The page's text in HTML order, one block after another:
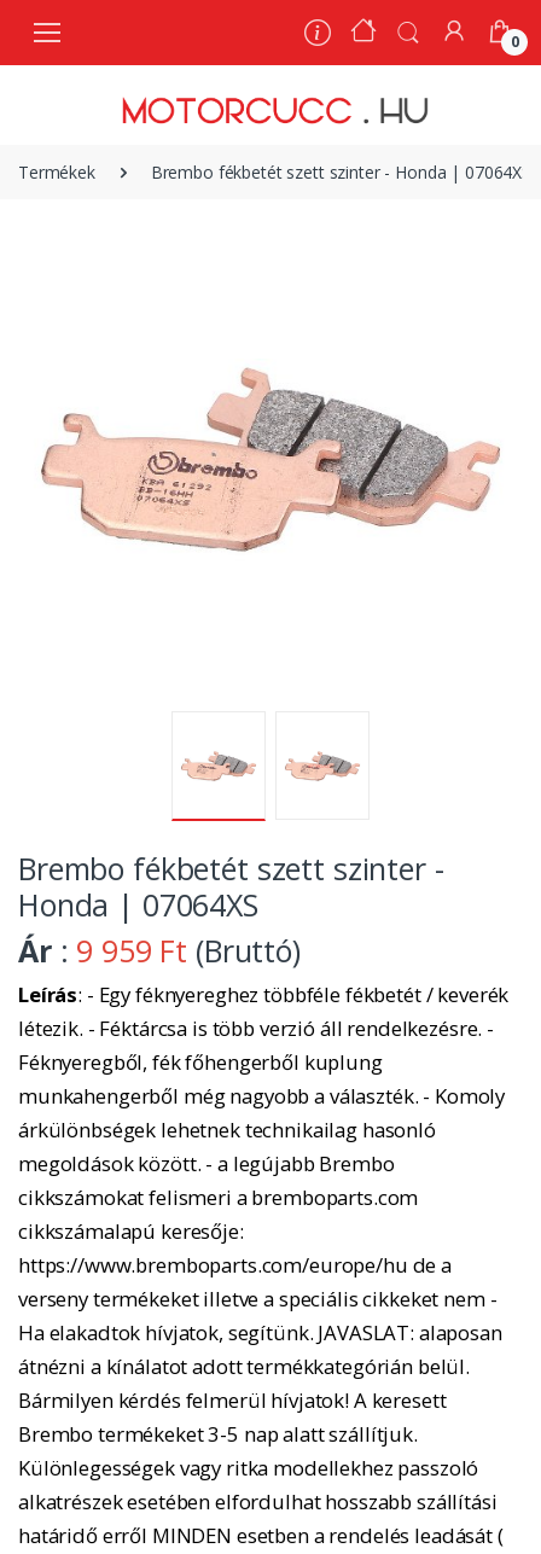
0
Termékek Brembo fékbetét szett szinter - Honda | 07064XS
Brembo fékbetét szett szinter -
Honda | 07064XS
Ár : 9 959 Ft (Bruttó)
Leírás: - Egy féknyereghez többféle fékbetét / keverék
létezik. - Féktárcsa is több verzió áll rendelkezésre. -
Féknyeregből, fék főhengerből kuplung
munkahengerből még nagyobb a választék. - Komoly
árkülönbségek lehetnek technikailag hasonló
megoldások között. - a legújabb Brembo
cikkszámokat felismeri a bremboparts.com
cikkszámalapú keresője:
https://www.bremboparts.com/europe/hu de a
verseny termékeket illetve a speciális cikkeket nem -
Ha elakadtok hívjatok, segítünk. JAVASLAT: alaposan
átnézni a kínálatot adott termékkategórián belül.
Bármilyen kérdés felmerül hívjatok! A keresett
Brembo termékeket 3-5 nap alatt szállítjuk.
Különlegességek vagy ritka modellekhez passzoló
alkatrészek esetében elfordulhat hosszabb szállítási
határidő erről MINDEN esetben a rendelés leadását (
0